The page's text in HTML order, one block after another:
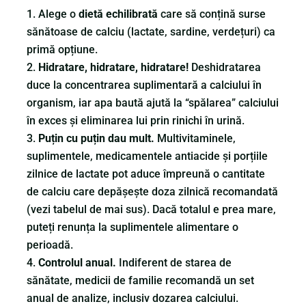
Alege odietă echilibrată care să conțină surse
sănătoase de calciu (lactate, sardine, verdețuri) ca
primă opțiune.
Hidratare, hidratare, hidratare! Deshidratarea
duce la concentrarea suplimentară a calciului în
organism, iar apa baută ajută la “spălarea” calciului
în exces și eliminarea lui prin rinichi în urină.
Puțin cu puțin dau mult. Multivitaminele,
suplimentele, medicamentele antiacide și porțiile
zilnice de lactate pot aduce împreună o cantitate
de calciu care depășește doza zilnică recomandată
(vezi tabelul de mai sus). Dacă totalul e prea mare,
puteți renunța la suplimentele alimentare o
perioadă.
Controlul anual. Indiferent de starea de
sănătate, medicii de familie recomandă un set
anual de analize, inclusiv dozarea calciului.